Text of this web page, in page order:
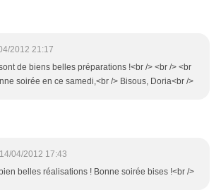
2012 21:17
de biens belles préparations !<br /> <br /> <br
soirée en ce samedi,<br /> Bisous, Doria<br />
14/04/2012 17:43
belles réalisations ! Bonne soirée bises !<br />